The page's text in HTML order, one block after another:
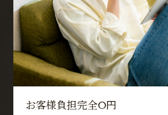
お客様負担完全0円